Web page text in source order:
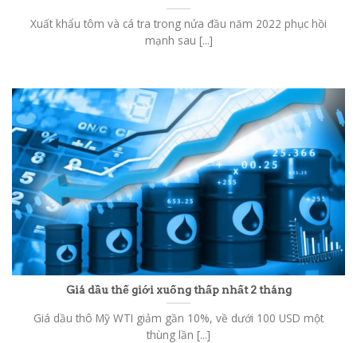
Xuất khẩu tôm và cá tra trong nửa đầu năm 2022 phục hồi
mạnh sau [...]
Giá dầu thế giới xuống thấp nhất 2 tháng
Giá dầu thô Mỹ WTI giảm gần 10%, về dưới 100 USD một
thùng lần [...]